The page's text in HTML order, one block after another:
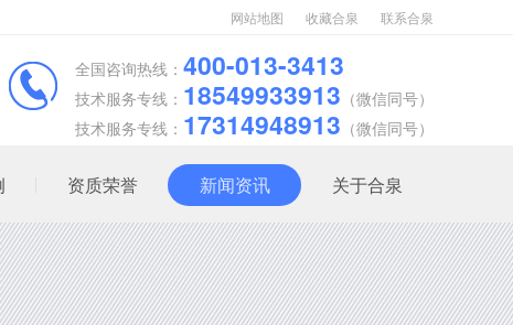
网站地图 收藏合泉 联系合泉
全国咨询热线： 400-013-3413
技术服务专线： 18549933913 （微信同号）
技术服务专线： 17314948913 （微信同号）
资质荣誉 新闻资讯 关于合泉